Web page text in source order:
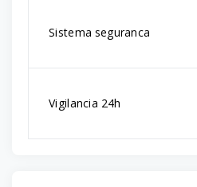
Sistema seguranca
Vigilancia 24h